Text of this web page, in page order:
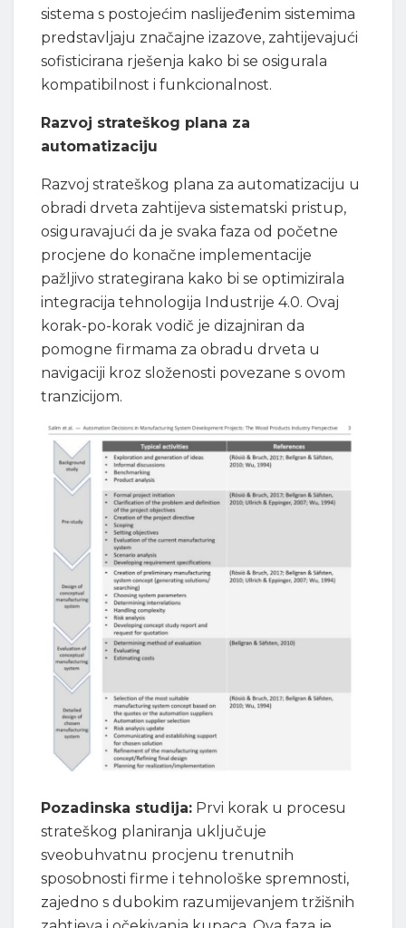
sistema s postojećim naslijeđenim sistemima
predstavljaju značajne izazove, zahtijevajući
sofisticirana rješenja kako bi se osigurala
kompatibilnost i funkcionalnost.
Razvoj strateškog plana za
automatizaciju
Razvoj strateškog plana za automatizaciju u
obradi drveta zahtijeva sistematski pristup,
osiguravajući da je svaka faza od početne
procjene do konačne implementacije
pažljivo strategirana kako bi se optimizirala
integracija tehnologija Industrije 4.0. Ovaj
korak-po-korak vodič je dizajniran da
pomogne firmama za obradu drveta u
navigaciji kroz složenosti povezane s ovom
tranzicijom.
Pozadinska studija: Prvi korak u procesu
strateškog planiranja uključuje
sveobuhvatnu procjenu trenutnih
sposobnosti firme i tehnološke spremnosti,
zajedno s dubokim razumijevanjem tržišnih